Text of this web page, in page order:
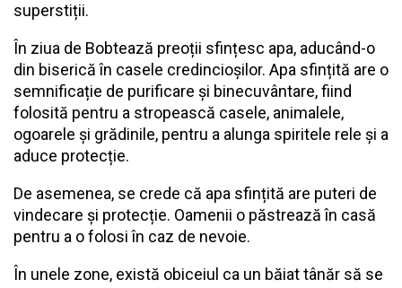
superstiții.
În ziua de Bobtează preoții sfințesc apa, aducând-o
din biserică în casele credincioșilor. Apa sfințită are o
semnificație de purificare și binecuvântare, fiind
folosită pentru a stropească casele, animalele,
ogoarele și grădinile, pentru a alunga spiritele rele și a
aduce protecție.
De asemenea, se crede că apa sfințită are puteri de
vindecare și protecție. Oamenii o păstrează în casă
pentru a o folosi în caz de nevoie.
În unele zone, există obiceiul ca un băiat tânăr să se